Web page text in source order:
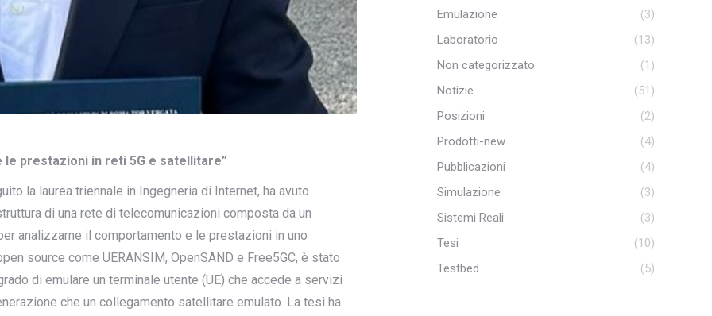
prestazioni in reti 5G e satellitare”
la laurea triennale in Ingegneria di Internet, ha avuto
di una rete di telecomunicazioni composta da un
analizzarne il comportamento e le prestazioni in uno
source come UERANSIM, OpenSAND e Free5GC, è stato
di emulare un terminale utente (UE) che accede a servizi
che un collegamento satellitare emulato. La tesi ha
Emulazione
(3)
Laboratorio
(13)
Non categorizzato
(1)
Notizie
(51)
Posizioni
(2)
Prodotti-new
(4)
Pubblicazioni
(4)
Simulazione
(3)
Sistemi Reali
(3)
Tesi
(10)
Testbed
(5)